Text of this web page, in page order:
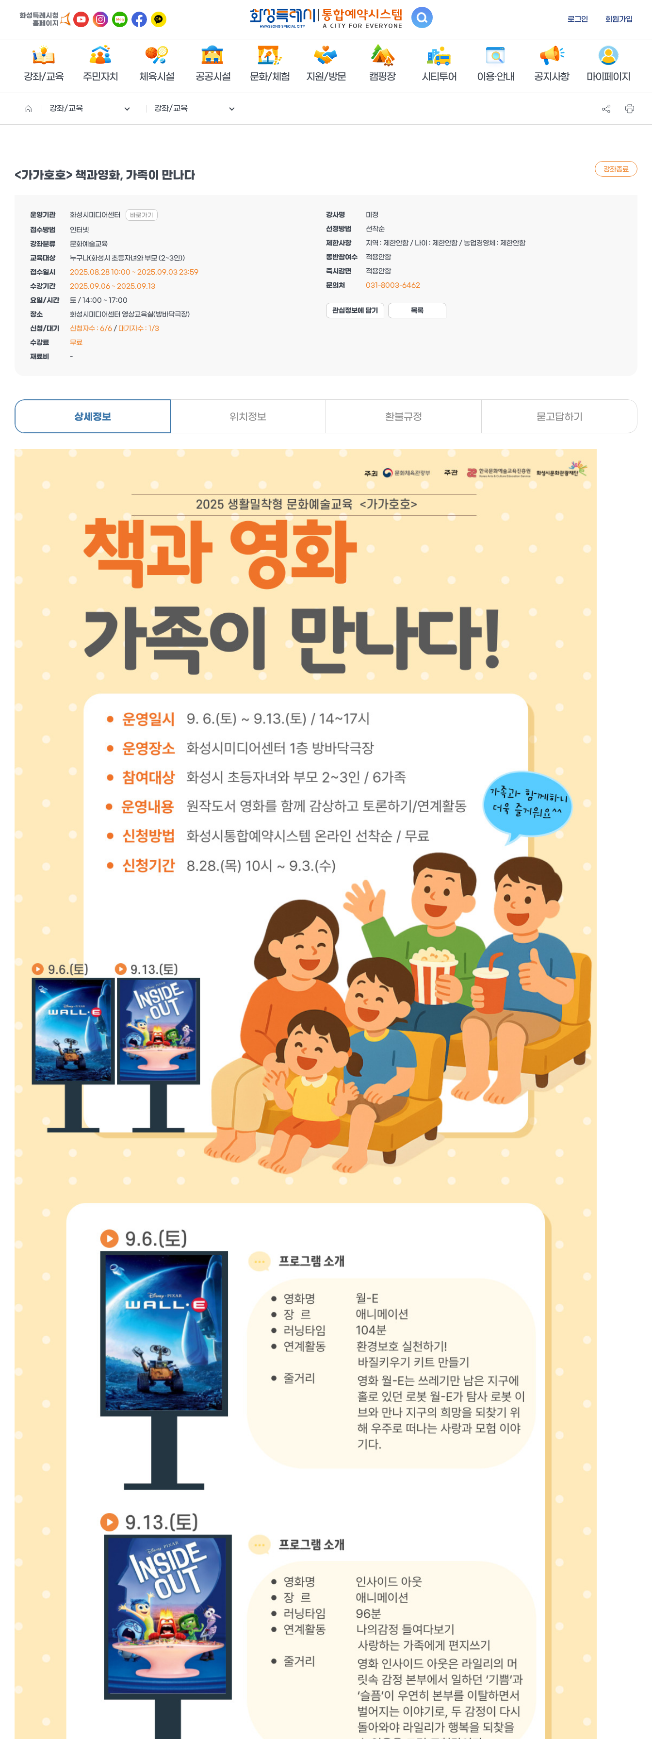
로그인 회원가입
강좌/교육 주민자치 체육시설 공공시설 문화/체험 지원/방문 캠핑장 시티투어 이용·안내 공지사항 마이페이지
강좌/교육 강좌/교육
<가가호호> 책과영화, 가족이 만나다 강좌종료
운영기관 화성시미디어센터 바로가기
접수방법
인터넷
강좌분류
문화예술교육
교육대상
누구나(화성시 초등자녀와 부모 (2~3인))
접수일시
2025.08.28 10:00 ~ 2025.09.03 23:59
수강기간
2025.09.06 ~ 2025.09.13
요일/시간
토 / 14:00 ~ 17:00
장소
화성시미디어센터 영상교육실(방바닥극장)
신청/대기
신청자수 : 6/6 / 대기자수 : 1 /3
수강료
무료
재료비
-
강사명
미정
선정방법
선착순
제한사항
지역 : 제한안함 / 나이 : 제한안함 / 농업경영체 : 제한안함
동반참여수
적용안함
즉시감면
적용안함
문의처
031-8003-6462
관심정보에 담기 목록
상세정보 위치정보 환불규정 묻고답하기